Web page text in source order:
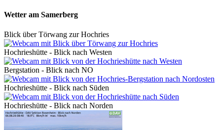
Wetter am Samerberg
Blick über Törwang zur Hochries
Hochrieshütte - Blick nach Westen
Bergstation - Blick nach NO
Hochrieshütte - Blick nach Süden
Hochrieshütte - Blick nach Norden